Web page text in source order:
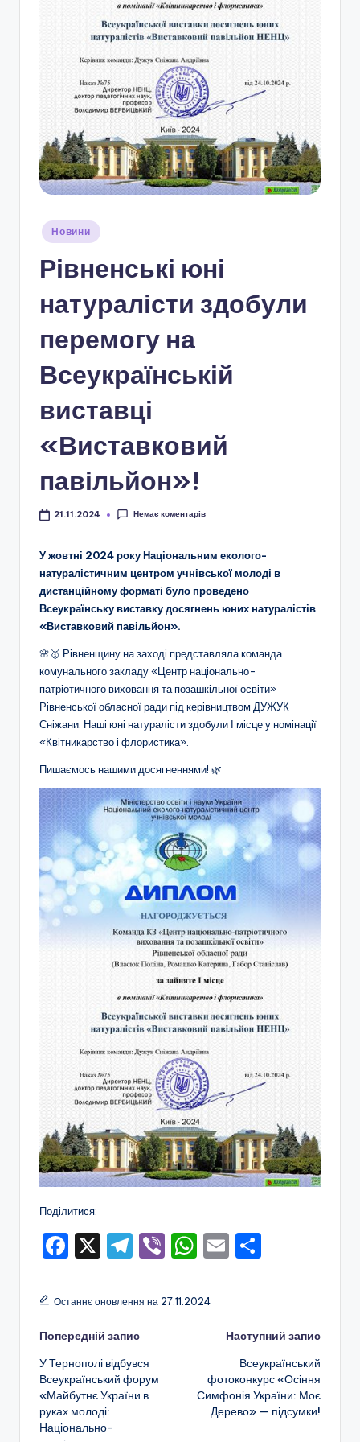
л
ь
н
о
-
п
а
т
і
о
т
ч
н
о
о
в
и
х
о
в
а
н
н
я
т
а
п
о
з
о
ї
о
в
іт
"
Р
і
в
н
Опубліковано
Новини
Рівненські юні
натуралісти здобули
перемогу на
Всеукраїнській
виставці
«Виставковий
павільйон»!
21.11.2024 Немає коментарів
У жовтні 2024 року Національним еколого-
натуралістичним центром учнівської молоді в
дистанційному форматі було проведено
Всеукраїнську виставку досягнень юних натуралістів
«Виставковий павільйон».
🌸🥇 Рівненщину на заході представляла команда
комунального закладу «Центр національно-
патріотичного виховання та позашкільної освіти»
Рівненської обласної ради під керівництвом ДУЖУК
Сніжани. Наші юні натуралісти здобули І місце у номінації
«Квітникарство і флористика».
Пишаємось нашими досягненнями! 🌿
Поділитися:
F
c
b
o
o
k
X
T
e
a
m
Vi
er
W
a
p
p
E
и
т
и
с
Останнє оновлення на 27.11.2024
Навігація
по
запису
Попередній запис
У Тернополі відбувся
Всеукраїнський форум
«Майбутнє України в
руках молоді:
Національно-
Наступний запис
Всеукраїнський
фотоконкурс «Осіння
Симфонія України: Моє
Дерево» — підсумки!